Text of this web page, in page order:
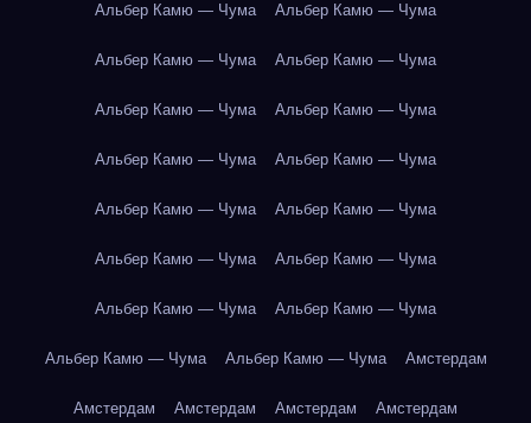
Альбер Камю — Чума Альбер Камю — Чума
Альбер Камю — Чума Альбер Камю — Чума
Альбер Камю — Чума Альбер Камю — Чума
Альбер Камю — Чума Альбер Камю — Чума
Альбер Камю — Чума Альбер Камю — Чума
Альбер Камю — Чума Альбер Камю — Чума
Альбер Камю — Чума Альбер Камю — Чума
Альбер Камю — Чума Альбер Камю — Чума Амстердам
Амстердам Амстердам Амстердам Амстердам